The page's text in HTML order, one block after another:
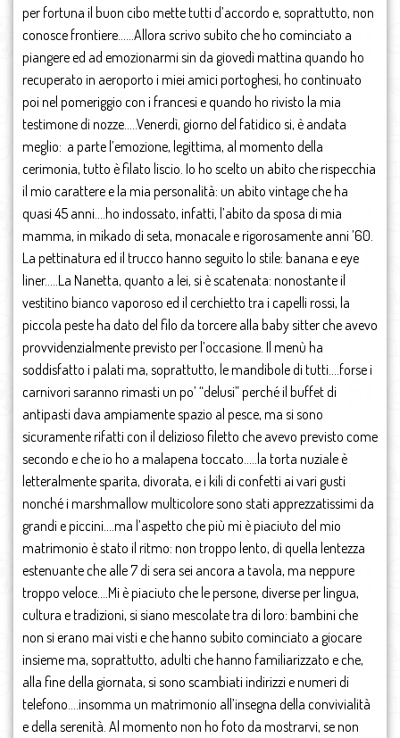
per fortuna il buon cibo mette tutti d’accordo e, soprattutto, non
conosce frontiere……Allora scrivo subito che ho cominciato a
piangere ed ad emozionarmi sin da giovedì mattina quando ho
recuperato in aeroporto i miei amici portoghesi, ho continuato
poi nel pomeriggio con i francesi e quando ho rivisto la mia
testimone di nozze…..Venerdì, giorno del fatidico si, è andata
meglio: a parte l’emozione, legittima, al momento della
cerimonia, tutto è filato liscio. Io ho scelto un abito che rispecchia
il mio carattere e la mia personalità: un abito vintage che ha
quasi 45 anni….ho indossato, infatti, l’abito da sposa di mia
mamma, in mikado di seta, monacale e rigorosamente anni ’60.
La pettinatura ed il trucco hanno seguito lo stile: banana e eye
liner…..La Nanetta, quanto a lei, si è scatenata: nonostante il
vestitino bianco vaporoso ed il cerchietto tra i capelli rossi, la
piccola peste ha dato del filo da torcere alla baby sitter che avevo
provvidenzialmente previsto per l’occasione. Il menù ha
soddisfatto i palati ma, soprattutto, le mandibole di tutti….forse i
carnivori saranno rimasti un po’ “delusi” perché il buffet di
antipasti dava ampiamente spazio al pesce, ma si sono
sicuramente rifatti con il delizioso filetto che avevo previsto come
secondo e che io ho a malapena toccato…..la torta nuziale è
letteralmente sparita, divorata, e i kili di confetti ai vari gusti
nonché i marshmallow multicolore sono stati apprezzatissimi da
grandi e piccini….ma l’aspetto che più mi è piaciuto del mio
matrimonio è stato il ritmo: non troppo lento, di quella lentezza
estenuante che alle 7 di sera sei ancora a tavola, ma neppure
troppo veloce….Mi è piaciuto che le persone, diverse per lingua,
cultura e tradizioni, si siano mescolate tra di loro: bambini che
non si erano mai visti e che hanno subito cominciato a giocare
insieme ma, soprattutto, adulti che hanno familiarizzato e che,
alla fine della giornata, si sono scambiati indirizzi e numeri di
telefono….insomma un matrimonio all’insegna della convivialità
e della serenità. Al momento non ho foto da mostrarvi, se non